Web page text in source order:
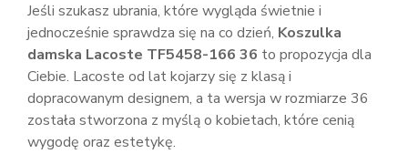
Jeśli szukasz ubrania, które wygląda świetnie i
jednocześnie sprawdza się na co dzień, Koszulka
damska Lacoste TF5458-166 36 to propozycja dla
Ciebie. Lacoste od lat kojarzy się z klasą i
dopracowanym designem, a ta wersja w rozmiarze 36
została stworzona z myślą o kobietach, które cenią
wygodę oraz estetykę.